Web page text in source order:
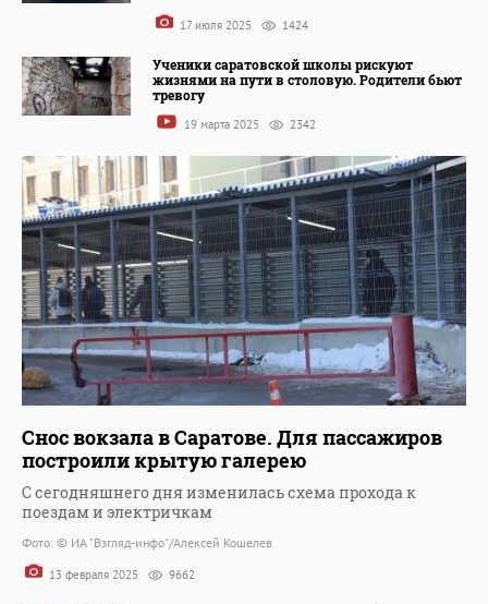
17 июля 2025 1424
Ученики саратовской школы рискуют
жизнями на пути в столовую. Родители бьют
тревогу
19 марта 2025 2342
Снос вокзала в Саратове. Для пассажиров
построили крытую галерею
С сегодняшнего дня изменилась схема прохода к
поездам и электричкам
Фото: © ИА "Взгляд-инфо"/Алексей Кошелев
13 февраля 2025 9662